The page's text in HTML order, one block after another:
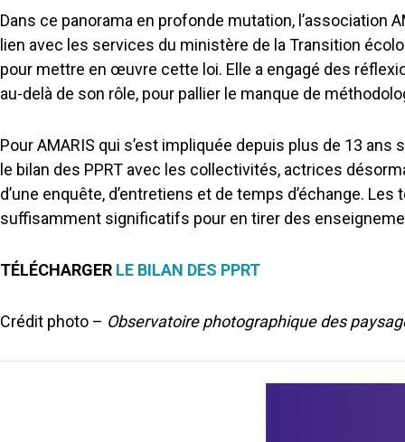
Dans ce panorama en profonde mutation, l’association
lien avec les services du ministère de la Transition
pour mettre en œuvre cette loi. Elle a engagé des
au-delà de son rôle, pour pallier le manque de
Pour AMARIS qui s’est impliquée depuis plus de 13 ans
le bilan des PPRT avec les collectivités, actrices
d’une enquête, d’entretiens et de temps d’échange.
suffisamment significatifs pour en tirer des
TÉLÉCHARGER LE BILAN DES PPRT
Crédit photo – Observatoire photographique des